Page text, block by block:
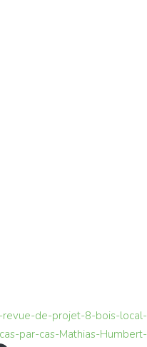
revue-de-projet-8-bois-local-
par-cas-Mathias-Humbert-